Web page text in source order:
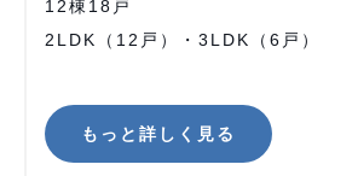
12棟18戸
2LDK（12戸）・3LDK（6戸）
もっと詳しく見る